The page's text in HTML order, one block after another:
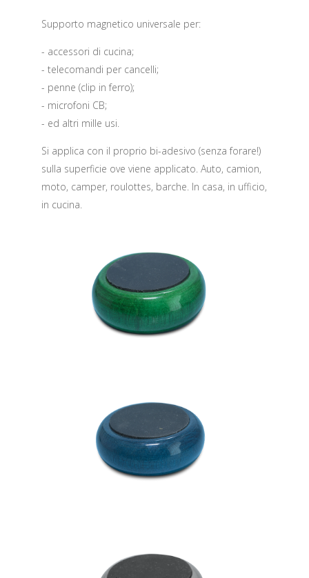
Supporto magnetico universale per:
- accessori di cucina;
- telecomandi per cancelli;
- penne (clip in ferro);
- microfoni CB;
- ed altri mille usi.
Si applica con il proprio bi-adesivo (senza forare!)
sulla superficie ove viene applicato. Auto, camion,
moto, camper, roulottes, barche. In casa, in ufficio,
in cucina.